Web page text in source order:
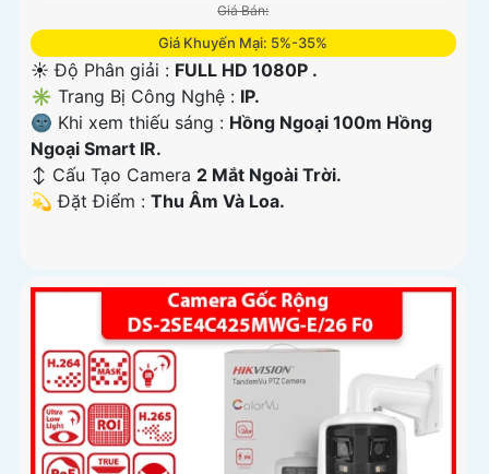
Giá Bán:
Giá Khuyến Mại: 5%-35%
☀️ Độ Phân giải : FULL HD 1080P .
✳️ Trang Bị Công Nghệ : IP.
🌚 Khi xem thiếu sáng : Hồng Ngoại 100m Hồng
Ngoại Smart IR.
↕️ Cấu Tạo Camera 2 Mắt Ngoài Trời.
️💫 Đặt Điểm : Thu Âm Và Loa.